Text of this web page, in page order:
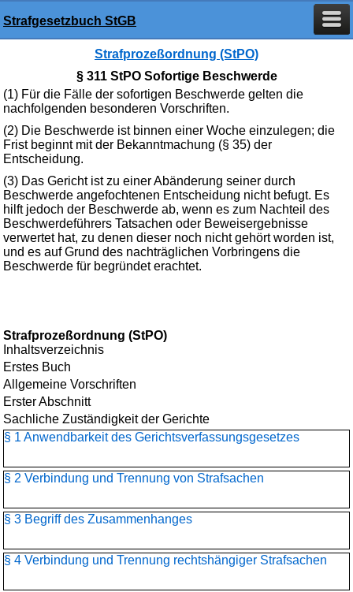
Strafgesetzbuch StGB
Strafprozeßordnung (StPO)
§ 311 StPO Sofortige Beschwerde
(1) Für die Fälle der sofortigen Beschwerde gelten die
nachfolgenden besonderen Vorschriften.
(2) Die Beschwerde ist binnen einer Woche einzulegen; die
Frist beginnt mit der Bekanntmachung (§ 35) der
Entscheidung.
(3) Das Gericht ist zu einer Abänderung seiner durch
Beschwerde angefochtenen Entscheidung nicht befugt. Es
hilft jedoch der Beschwerde ab, wenn es zum Nachteil des
Beschwerdeführers Tatsachen oder Beweisergebnisse
verwertet hat, zu denen dieser noch nicht gehört worden ist,
und es auf Grund des nachträglichen Vorbringens die
Beschwerde für begründet erachtet.
Strafprozeßordnung (StPO)
Inhaltsverzeichnis
Erstes Buch
Allgemeine Vorschriften
Erster Abschnitt
Sachliche Zuständigkeit der Gerichte
§ 1 Anwendbarkeit des Gerichtsverfassungsgesetzes
§ 2 Verbindung und Trennung von Strafsachen
§ 3 Begriff des Zusammenhanges
§ 4 Verbindung und Trennung rechtshängiger Strafsachen